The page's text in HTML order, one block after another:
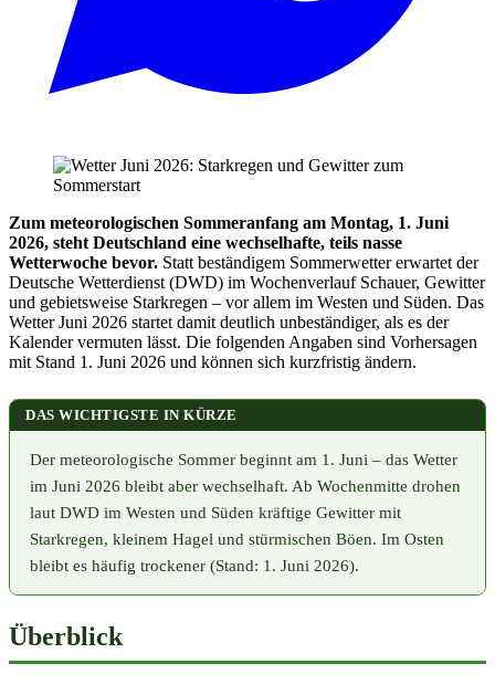
Zum meteorologischen Sommeranfang am Montag, 1. Juni
2026, steht Deutschland eine wechselhafte, teils nasse
Wetterwoche bevor. Statt beständigem Sommerwetter erwartet der
Deutsche Wetterdienst (DWD) im Wochenverlauf Schauer, Gewitter
und gebietsweise Starkregen – vor allem im Westen und Süden. Das
Wetter Juni 2026 startet damit deutlich unbeständiger, als es der
Kalender vermuten lässt. Die folgenden Angaben sind Vorhersagen
mit Stand 1. Juni 2026 und können sich kurzfristig ändern.
DAS WICHTIGSTE IN KÜRZE
Der meteorologische Sommer beginnt am 1. Juni – das Wetter
im Juni 2026 bleibt aber wechselhaft. Ab Wochenmitte drohen
laut DWD im Westen und Süden kräftige Gewitter mit
Starkregen, kleinem Hagel und stürmischen Böen. Im Osten
bleibt es häufig trockener (Stand: 1. Juni 2026).
Überblick